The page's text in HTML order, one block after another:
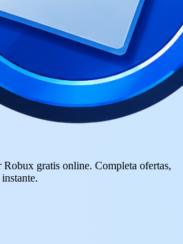
gratis online. Completa ofertas,